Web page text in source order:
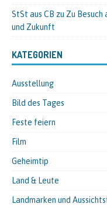
StSt aus CB zu Zu
und Zukunft
KATEGORIEN
Ausstellung
Bild des Tages
Feste feiern
Film
Geheimtip
Land & Leute
Landmarken und